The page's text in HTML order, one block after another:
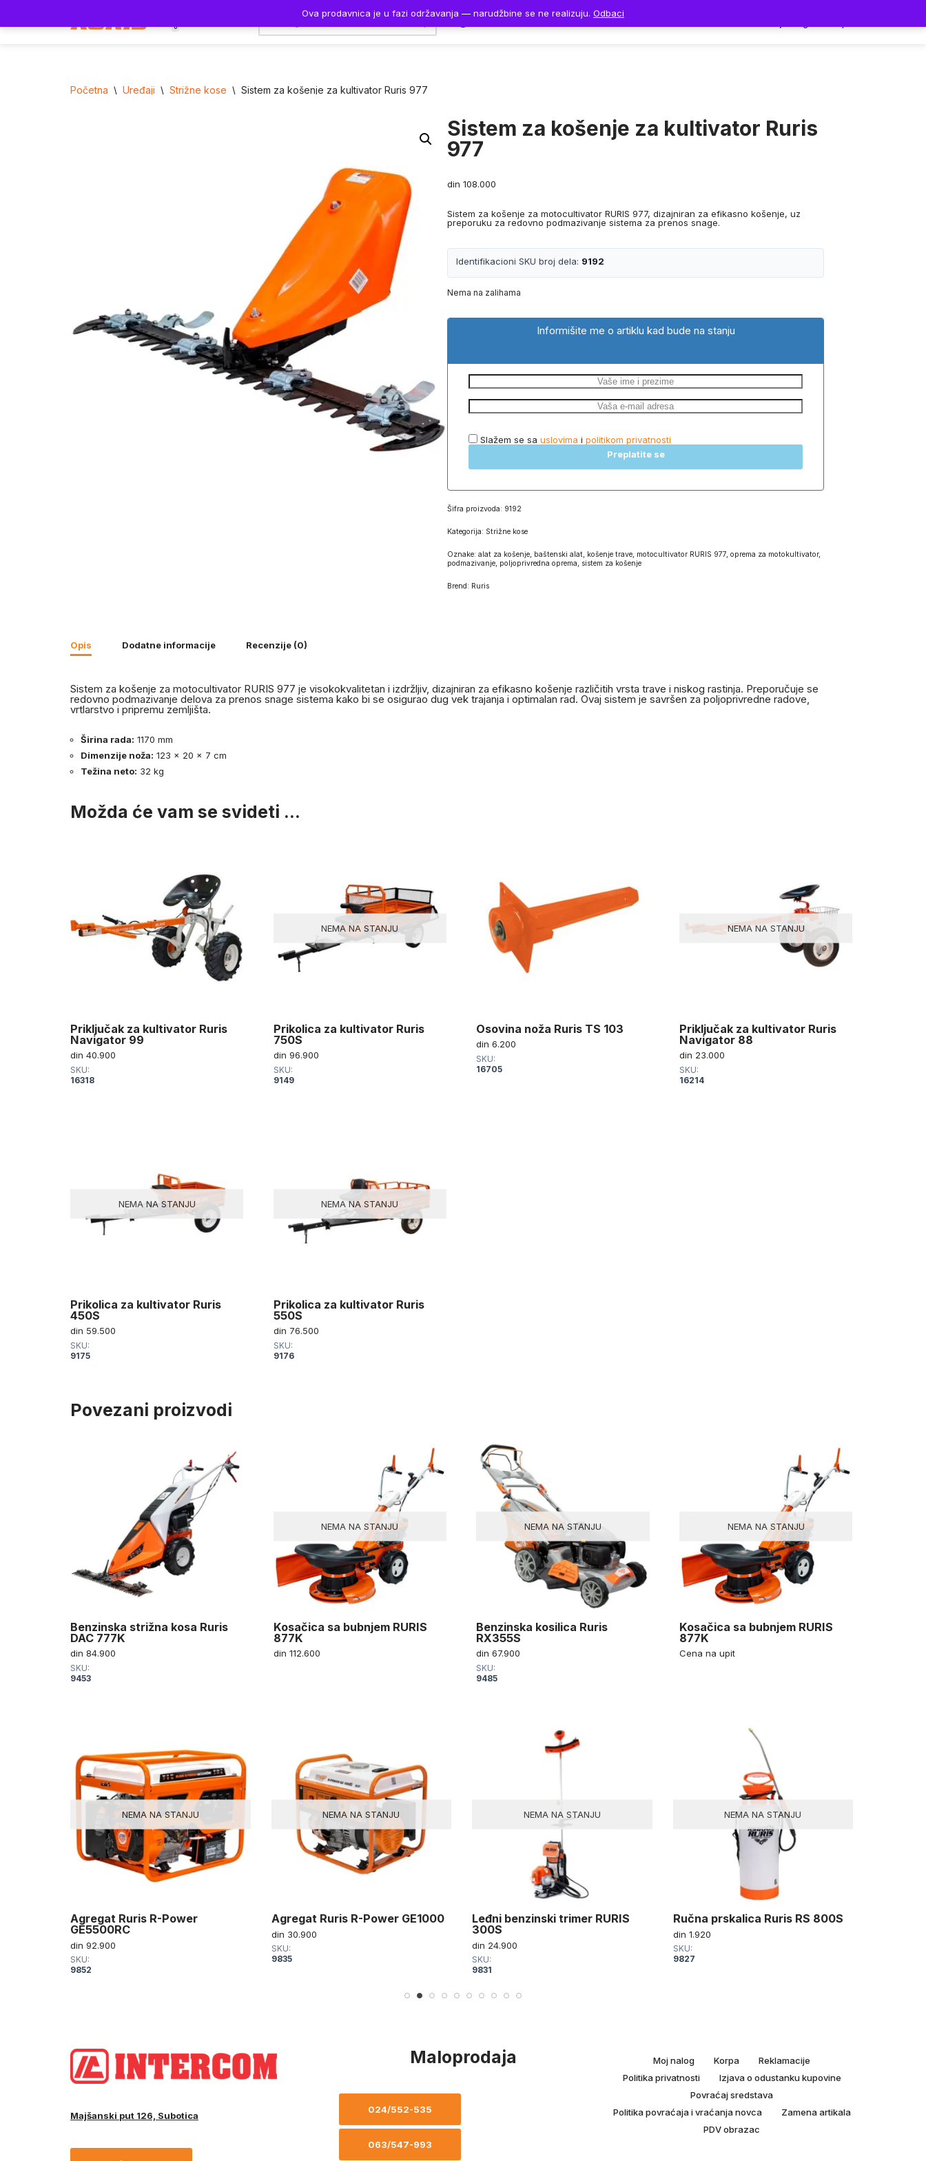
Ova prodavnica je u fazi održavanja — narudžbine se ne realizuju. Odbaci
0 Proizvodi
Početna \ Uređaji \ Strižne kose \ Sistem za košenje za kultivator Ruris 977
Sistem za košenje za kultivator Ruris
977
din 108.000
Sistem za košenje za motocultivator RURIS 977, dizajniran za efikasno košenje, uz
preporuku za redovno podmazivanje sistema za prenos snage.
Identifikacioni SKU broj dela: 9192
Nema na zalihama
Informišite me o artiklu kad bude na stanju
Slažem se sauslovima ipolitikom privatnosti
Preplatite se
Šifra proizvoda: 9192
Kategorija: Strižne kose
Oznake:alat za košenje, baštenski alat, košenje trave, motocultivator RURIS 977,oprema za motokultivator,
podmazivanje, poljoprivredna oprema, sistem za košenje
Brend: Ruris
Opis Dodatne informacije Recenzije (0)
Sistem za košenje za motocultivator RURIS 977 je visokokvalitetan i izdržljiv, dizajniran za efikasno košenje različitih vrsta trave i niskog rastinja. Preporučuje se
redovno podmazivanje delova za prenos snage sistema kako bi se osigurao dug vek trajanja i optimalan rad. Ovaj sistem je savršen za poljoprivredne radove,
vrtlarstvo i pripremu zemljišta.
Širina rada: 1170 mm
Dimenzije noža: 123 x 20 x 7 cm
Težina neto: 32 kg
Možda će vam se svideti …
Priključak za kultivator Ruris
Navigator 99
din 40.900
SKU:
16318
NEMA NA STANJU
Prikolica za kultivator Ruris
750S
din 96.900
SKU:
9149
Osovina noža Ruris TS 103
din 6.200
SKU:
16705
NEMA NA STANJU
Priključak za kultivator Ruris
Navigator 88
din 23.000
SKU:
16214
NEMA NA STANJU
Prikolica za kultivator Ruris
450S
din 59.500
SKU:
9175
NEMA NA STANJU
Prikolica za kultivator Ruris
550S
din 76.500
SKU:
9176
Povezani proizvodi
Benzinska strižna kosa Ruris
DAC 777K
din 84.900
SKU:
9453
NEMA NA STANJU
Kosačica sa bubnjem RURIS
877K
din 112.600
NEMA NA STANJU
Benzinska kosilica Ruris
RX355S
din 67.900
SKU:
9485
NEMA NA STANJU
Kosačica sa bubnjem RURIS
877K
Cena na upit
NEMA NA STANJU
Agregat Ruris R-Power
GE5500RC
din 92.900
SKU:
9852
NEMA NA STANJU
Agregat Ruris R-Power GE1000
din 30.900
SKU:
9835
NEMA NA STANJU
Leđni benzinski trimer RURIS
300S
din 24.900
SKU:
9831
NEMA NA STANJU
Ručna prskalica Ruris RS 800S
din 1.920
SKU:
9827
Majšanski put 126, Subotica
Maloprodaja
024/552-535
063/547-993
Moj nalog Korpa
Reklamacije
Politika privatnosti
Izjava o odustanku kupovine
Povraćaj sredstava
Politika povraćaja i vraćanja novca
Zamena artikala
PDV obrazac